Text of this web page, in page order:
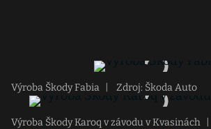
Výroba Škody Fabia Zdroj: Škoda Auto
Výroba Škody Karoq v závodu v Kvasinách